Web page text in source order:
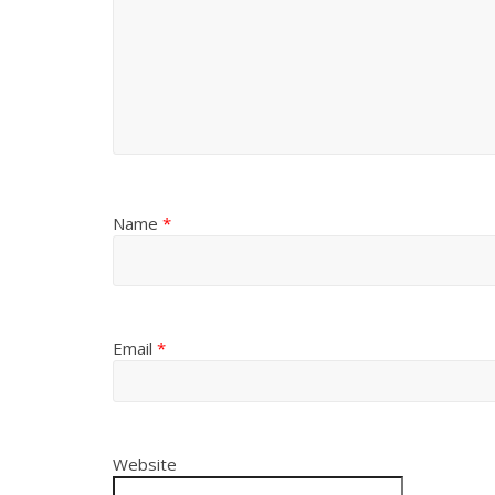
Name *
Email *
Website